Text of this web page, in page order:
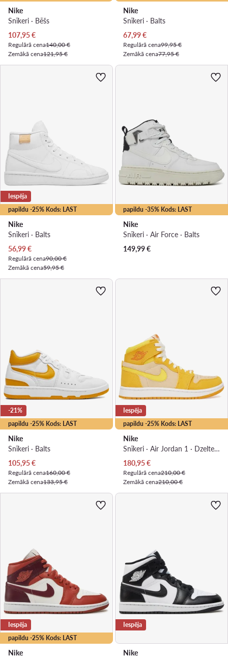
Nike
Snīkeri · Bēšs
Pašreizējā cena
107,95€
Regulārā cena140,00 €
Zemākā cena121,95 €
Nike
Snīkeri · Balts
Pašreizējā cena
67,99€
Regulārā cena99,95 €
Zemākā cena77,95 €
papildu -25% Kods: LAST
Iespēja
Nike
Snīkeri · Balts
Pašreizējā cena
56,99€
Regulārā cena90,00 €
Zemākā cena59,95 €
papildu -35% Kods: LAST
Nike
Snīkeri · Air Force · Balts
149,99€
papildu -25% Kods: LAST
-21%
Nike
Snīkeri · Balts
Pašreizējā cena
105,95€
Regulārā cena160,00 €
Zemākā cena133,95 €
papildu -25% Kods: LAST
Iespēja
Nike
Snīkeri · Air Jordan 1 · Dzeltens
Pašreizējā cena
180,95€
Regulārā cena210,00 €
Zemākā cena210,00 €
papildu -25% Kods: LAST
Iespēja
Nike
Iespēja
Nike